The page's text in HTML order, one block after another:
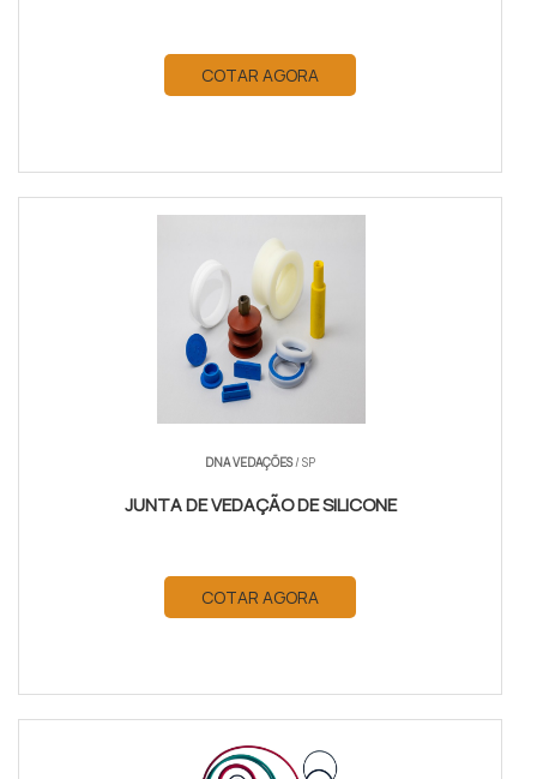
COTAR AGORA
DNA VEDAÇÕES/ SP
JUNTA DE VEDAÇÃO DE SILICONE
COTAR AGORA